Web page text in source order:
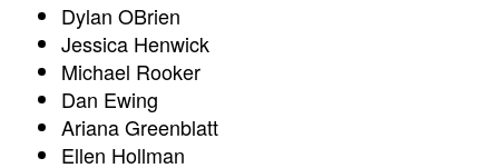
Dylan OBrien
Jessica Henwick
Michael Rooker
Dan Ewing
Ariana Greenblatt
Ellen Hollman